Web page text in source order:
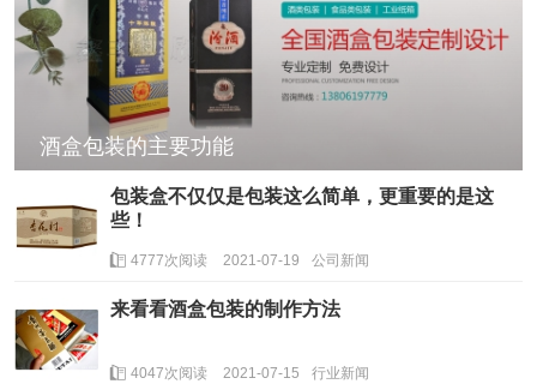
酒盒包装的主要功能
包装盒不仅仅是包装这么简单，更重要的是这
些！
4777次阅读 2021-07-19 公司新闻
来看看酒盒包装的制作方法
4047次阅读 2021-07-15 行业新闻